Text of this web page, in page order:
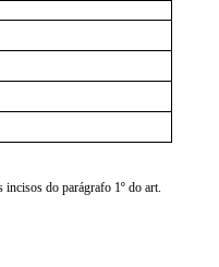
do parágrafo 1º do art.